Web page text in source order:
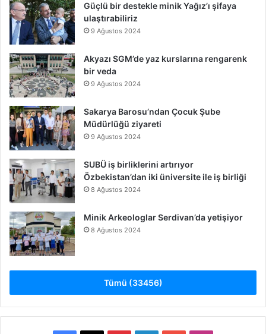
Güçlü bir destekle minik Yağız’ı şifaya
ulaştırabiliriz
9 Ağustos 2024
Akyazı SGM’de yaz kurslarına rengarenk
bir veda
9 Ağustos 2024
Sakarya Barosu’ndan Çocuk Şube
Müdürlüğü ziyareti
9 Ağustos 2024
SUBÜ iş birliklerini artırıyor
Özbekistan’dan iki üniversite ile iş birliği
8 Ağustos 2024
Minik Arkeologlar Serdivan’da yetişiyor
8 Ağustos 2024
Tümü (33456)